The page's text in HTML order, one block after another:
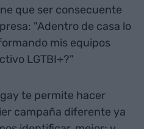
que ser consecuente
"Adentro de casa lo
mis equipos
LGTBI+?"
te permite hacer
campaña diferente ya